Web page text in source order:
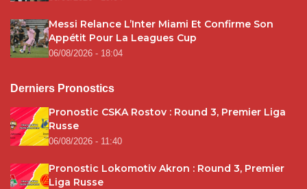
Messi Relance L’Inter Miami Et Confirme Son
Appétit Pour La Leagues Cup
06/08/2026 - 18:04
Derniers Pronostics
Pronostic CSKA Rostov : Round 3, Premier Liga
Russe
06/08/2026 - 11:40
Pronostic Lokomotiv Akron : Round 3, Premier
Liga Russe